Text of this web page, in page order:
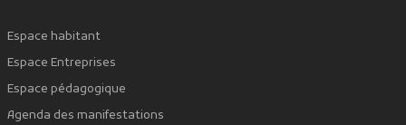
Espace habitant
Espace Entreprises
Espace pédagogique
Agenda des manifestations